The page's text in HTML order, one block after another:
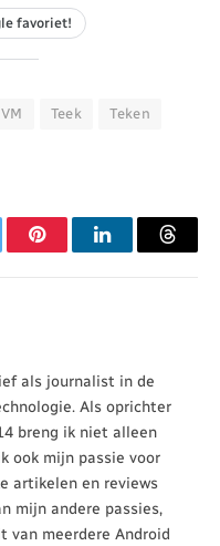
favoriet!
Teek Teken
PinterestLinkedIn
als journalist in de
Als oprichter
breng ik niet alleen
ook mijn passie voor
artikelen en reviews
mijn andere passies,
meerdere Android